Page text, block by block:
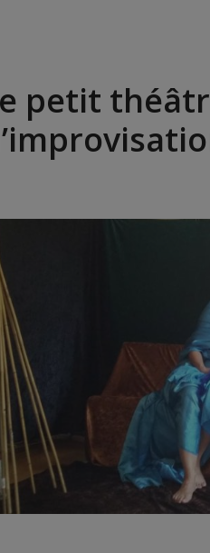
petit